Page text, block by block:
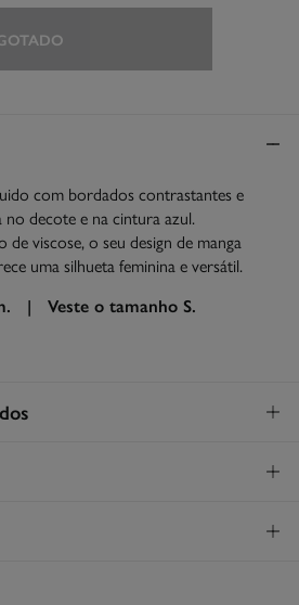
com bordados contrastantes e
no decote e na cintura azul.
viscose, o seu design de manga
uma silhueta feminina e versátil.
| Veste o tamanho S.